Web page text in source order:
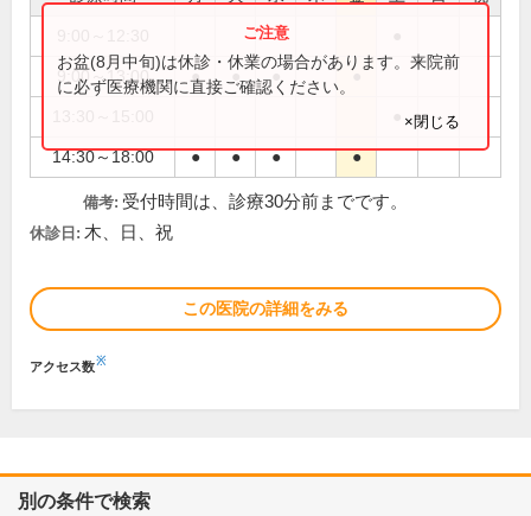
9:00～13:00 ● ● ● ●
14:30～18:00 ● ● ● ●
お盆(8月中旬)は休診・休業の場合があります。来院前
に必ず医療機関に直接ご確認ください。
×閉じる
備考: 受付時間は、診療30分前までです。
休診日: 木、日、祝
この医院の詳細をみる
アクセス数※
別の条件で検索